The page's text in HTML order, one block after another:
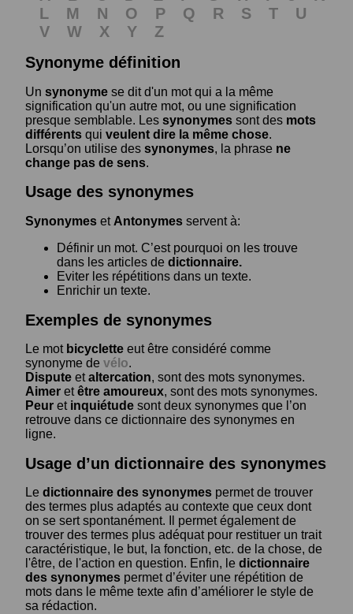
L
M N O P Q R S T
U
V
W X Y
Z
Synonyme définition
Un synonyme se dit d'un mot qui a la même
signification qu'un autre mot, ou une signification
presque semblable. Les synonymes sont des mots
différents qui veulent dire la même chose.
Lorsqu’on utilise des synonymes, la phrase ne
change pas de sens.
Usage des synonymes
Synonymes et Antonymes servent à:
Définir un mot. C’est pourquoi on les trouve
dans les articles de dictionnaire.
Eviter les répétitions dans un texte.
Enrichir un texte.
Exemples de synonymes
Le mot bicyclette eut être considéré comme
synonyme de vélo.
Dispute etaltercation, sont des mots synonymes.
Aimer etêtre amoureux, sont des mots synonymes.
Peur et inquiétude sont deux synonymes que l’on
retrouve dans ce dictionnaire des synonymes en
ligne.
Usage d’un dictionnaire des synonymes
Le dictionnaire des synonymes permet de trouver
des termes plus adaptés au contexte que ceux dont
on se sert spontanément. Il permet également de
trouver des termes plus adéquat pour restituer un trait
caractéristique, le but, la fonction, etc. de la chose, de
l'être, de l'action en question. Enfin, le dictionnaire
des synonymes permet d’éviter une répétition de
mots dans le même texte afin d’améliorer le style de
sa rédaction.